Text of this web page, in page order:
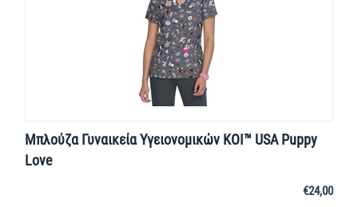
Μπλούζα Γυναικεία Υγειονομικών KOI™ USA Puppy
Love
€24,00